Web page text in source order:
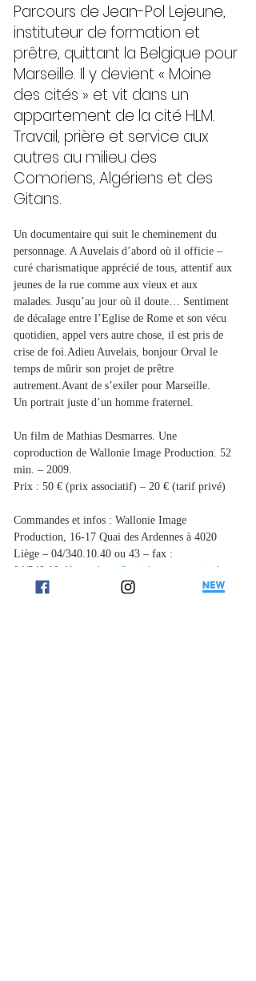
Parcours de Jean-Pol Lejeune,
instituteur de formation et
prêtre, quittant la Belgique pour
Marseille. Il y devient « Moine
des cités » et vit dans un
appartement de la cité HLM.
Travail, prière et service aux
autres au milieu des
Comoriens, Algériens et des
Gitans.
Un documentaire qui suit le cheminement du
personnage. A Auvelais d’abord où il officie –
curé charismatique apprécié de tous, attentif aux
jeunes de la rue comme aux vieux et aux
malades. Jusqu’au jour où il doute… Sentiment
de décalage entre l’Eglise de Rome et son vécu
quotidien, appel vers autre chose, il est pris de
crise de foi.Adieu Auvelais, bonjour Orval le
temps de mûrir son projet de prêtre
autrement.Avant de s’exiler pour Marseille.
Un portrait juste d’un homme fraternel.
Un film de Mathias Desmarres. Une
coproduction de Wallonie Image Production. 52
min. – 2009.
Prix : 50 € (prix associatif) – 20 € (tarif privé)
Commandes et infos : Wallonie Image
Production, 16-17 Quai des Ardennes à 4020
Liège – 04/340.10.40 ou 43 – fax :
04/340.10.41 –
n.daras@wip.be www.wip.be
Previous